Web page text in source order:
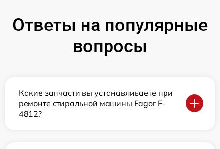
Ответы на популярные
вопросы
Какие запчасти вы устанавливаете при
ремонте стиральной машины Fagor F-
4812?